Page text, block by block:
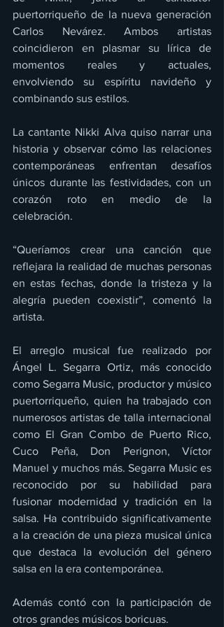
puertorriqueño de la nueva generación
Carlos Nevárez. Ambos artistas
coincidieron en plasmar su lírica de
momentos reales y actuales,
envolviendo su espíritu navideño y
combinando sus estilos.
La cantante Nikki Alva quiso narrar una
historia y observar cómo las relaciones
contemporáneas enfrentan desafíos
únicos durante las festividades, con un
corazón roto en medio de la
celebración.
“Queríamos crear una canción que
reflejara la realidad de muchas personas
en estas fechas, donde la tristeza y la
alegría pueden coexistir”, comentó la
artista.
El arreglo musical fue realizado por
Ángel L. Segarra Ortiz, más conocido
como Segarra Music, productor y músico
puertorriqueño, quien ha trabajado con
numerosos artistas de talla internacional
como El Gran Combo de Puerto Rico,
Cuco Peña, Don Perignon, Víctor
Manuel y muchos más. Segarra Music es
reconocido por su habilidad para
fusionar modernidad y tradición en la
salsa. Ha contribuido significativamente
a la creación de una pieza musical única
que destaca la evolución del género
salsa en la era contemporánea.
Además contó con la participación de
otros grandes músicos boricuas.